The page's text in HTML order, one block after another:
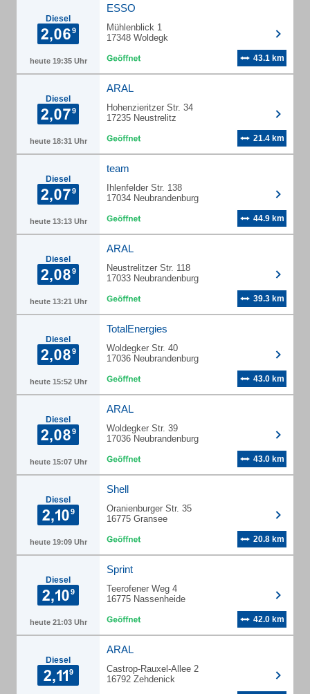
Diesel
heute 19:35 Uhr
ESSO
Mühlenblick 1
17348 Woldegk
43.1 km
Diesel
heute 18:31 Uhr
ARAL
Hohenzieritzer Str. 34
17235 Neustrelitz
21.4 km
Diesel
heute 13:13 Uhr
team
Ihlenfelder Str. 138
17034 Neubrandenburg
44.9 km
Diesel
heute 13:21 Uhr
ARAL
Neustrelitzer Str. 118
17033 Neubrandenburg
39.3 km
Diesel
heute 15:52 Uhr
TotalEnergies
Woldegker Str. 40
17036 Neubrandenburg
43.0 km
Diesel
heute 15:07 Uhr
ARAL
Woldegker Str. 39
17036 Neubrandenburg
43.0 km
Diesel
heute 19:09 Uhr
Shell
Oranienburger Str. 35
16775 Gransee
20.8 km
Diesel
heute 21:03 Uhr
Sprint
Teerofener Weg 4
16775 Nassenheide
42.0 km
Diesel
ARAL
Castrop-Rauxel-Allee 2
16792 Zehdenick